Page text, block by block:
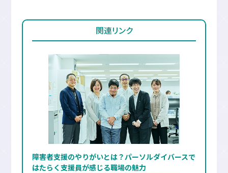
関連リンク
障害者支援のやりがいとは？パーソルダイバースで
はたらく支援員が感じる職場の魅力